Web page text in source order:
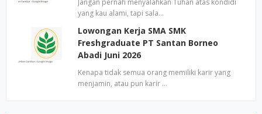
Jangan pernah menyalahkan Tuhan atas kondidi
yang kau alami, tapi sala…
Lowongan Kerja SMA SMK
Freshgraduate PT Santan Borneo
Abadi Juni 2026
Kenapa tidak semua orang memiliki karir yang
menjamin, atau pun karir …